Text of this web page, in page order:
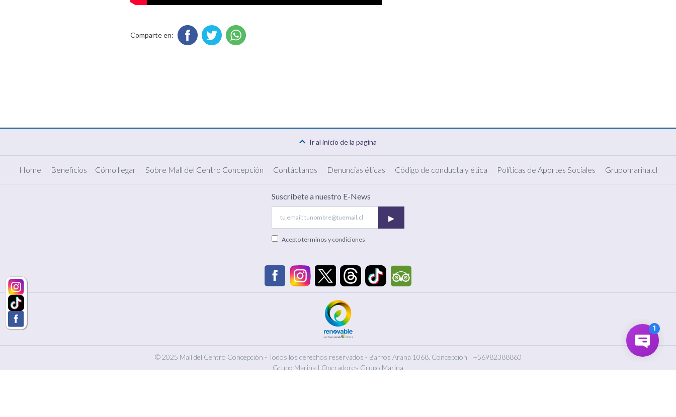
Comparte en:
Ir al inicio de la pagina
Home Beneficios Cómo llegar Sobre Mall del Centro Concepción Contáctanos Denuncias éticas Código de conducta y ética Políticas de Aportes Sociales Grupomarina.cl
Suscríbete a nuestro E-News
▸
Aceptotérminos y condiciones
© 2025 Mall del Centro Concepción - Todos los derechos reservados - Barros Arana 1068, Concepción | +56982388860
Grupo Marina | Operadores Grupo Marina